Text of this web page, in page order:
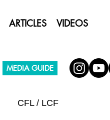
ARTICLES VIDEOS
MEDIA GUIDE
CFL / LCF